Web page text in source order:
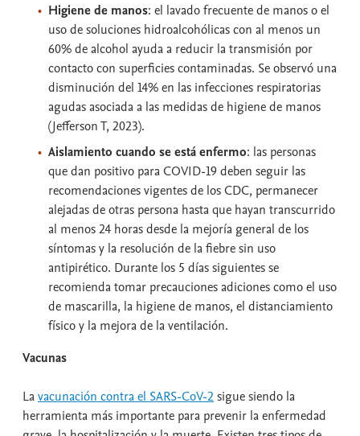
Higiene de manos: el lavado frecuente de manos o el
uso de soluciones hidroalcohólicas con al menos un
60% de alcohol ayuda a reducir la transmisión por
contacto con superficies contaminadas. Se observó una
disminución del 14% en las infecciones respiratorias
agudas asociada a las medidas de higiene de manos
(Jefferson T, 2023).
Aislamiento cuando se está enfermo: las personas
que dan positivo para COVID-19 deben seguir las
recomendaciones vigentes de los CDC, permanecer
alejadas de otras persona hasta que hayan transcurrido
al menos 24 horas desde la mejoría general de los
síntomas y la resolución de la fiebre sin uso
antipirético. Durante los 5 días siguientes se
recomienda tomar precauciones adiciones como el uso
de mascarilla, la higiene de manos, el distanciamiento
físico y la mejora de la ventilación.
Vacunas
Lavacunación contra el SARS-CoV-2sigue siendo la
herramienta más importante para prevenir la enfermedad